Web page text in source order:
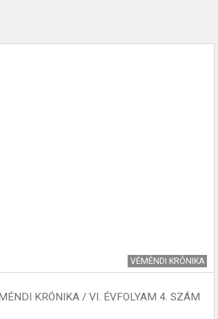
VÉMÉNDI KRÓNIKA
KRÓNIKA / VI. ÉVFOLYAM 4. SZÁM